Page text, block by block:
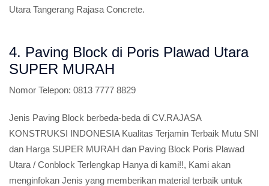
Utara Tangerang Rajasa Concrete.
4. Paving Block di Poris Plawad Utara
SUPER MURAH
Nomor Telepon: 0813 7777 8829
Jenis Paving Block berbeda-beda di CV.RAJASA
KONSTRUKSI INDONESIA Kualitas Terjamin Terbaik Mutu SNI
dan Harga SUPER MURAH dan Paving Block Poris Plawad
Utara / Conblock Terlengkap Hanya di kami!!, Kami akan
menginfokan Jenis yang memberikan material terbaik untuk